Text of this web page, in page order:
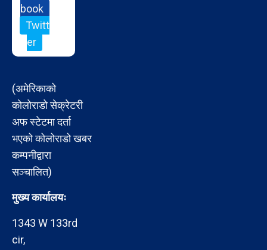
book
Twitt
er
(अमेरिकाको
कोलोराडो सेक्रेटरी
अफ स्टेटमा दर्ता
भएको कोलोराडो खबर
कम्पनीद्वारा
सञ्चालित)
मुख्य कार्यालयः
1343 W 133rd
cir,